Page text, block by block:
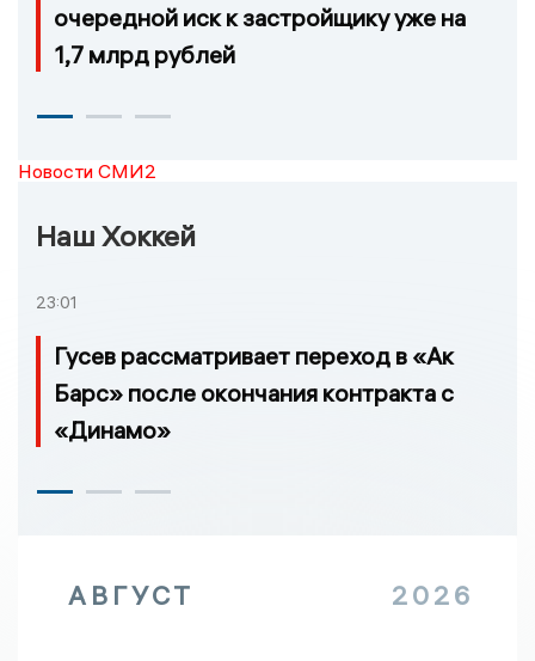
очередной иск к застройщику уже на
1,7 млрд рублей
Новости СМИ2
Наш Хоккей
23:01
Гусев рассматривает переход в «Ак
Барс» после окончания контракта с
«Динамо»
АВГУСТ 2026